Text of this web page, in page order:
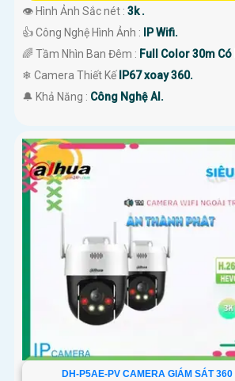
👁 Hình Ảnh Sắc nét : 3k .
👍 Công Nghệ Hình Ảnh : IP Wifi.
🌈 Tầm Nhìn Ban Đêm : Full Color 30m Có
❄ Camera Thiết KếIP67 xoay 360.
️🔔 Khả Năng : Công Nghệ AI.
DH-P5AE-PV CAMERA GIÁM SÁT 360